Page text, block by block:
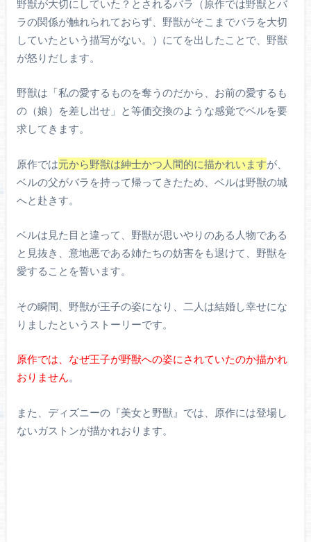
野獣が大切にしていた？とされるバラ（原作では野獣とバ
ラの関係が触れられておらず、野獣がそこまでバラを大切
していたという描写がない。）にてを出したことで、野獣
が怒りだします。
野獣は「私の愛するものを奪うのだから、お前の愛するも
の（娘）を差し出せ」と等価交換のような感覚でベルを要
求してきます。
原作では元から野獣は紳士かつ人間的に描かれいますが、
ベルの父がバラを持って帰ってきたため、ベルは野獣の城
へと赴きす。
ベルは見た目と違って、野獣が思いやりのある人物である
と見抜き、意地悪である姉たちの妨害をも退けて、野獣を
愛することを誓います。
その瞬間、野獣が王子の姿になり、二人は結婚し幸せにな
りましたというストーリーです。
原作では、なぜ王子が野獣への姿にされていたのか描かれ
おりません。
また、ディズニーの『美女と野獣』では、原作には登場し
ないガストンが描かれおります。